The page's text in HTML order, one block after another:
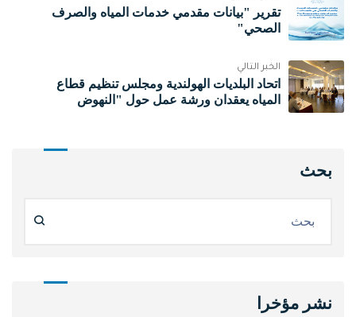
تقرير "بيانات مقدمي خدمات المياه والصرف
الصحي"
الخبر التالي
اتحاد البلديات الهولندية ومجلس تنظيم قطاع
المياه يعقدان ورشة عمل حول "النهوض
بحث
نشر مؤخرا